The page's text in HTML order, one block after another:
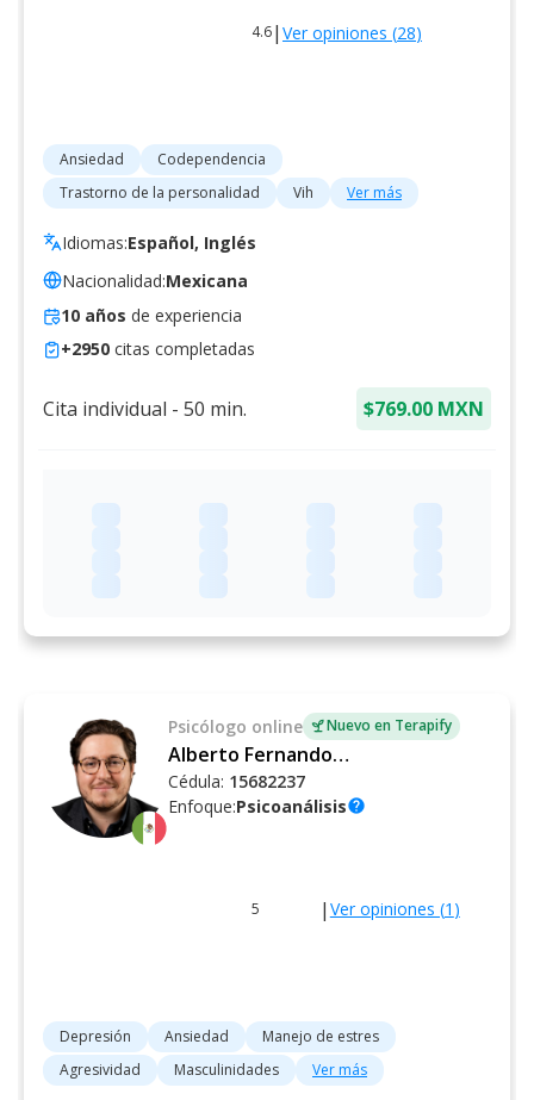
4.6| Ver opiniones (28)
Ansiedad
Codependencia
Trastorno de la personalidad
Vih Ver más
Idiomas:Español, Inglés
Nacionalidad:Mexicana
10 años de experiencia
+2950 citas completadas
Cita individual - 50 min. $769.00 MXN
Psicólogo online Nuevo en Terapify
Alberto Fernando Schietekat Soler
Cédula: 15682237
Enfoque:Psicoanálisishelp
5 | Ver opiniones (1 )
Depresión Ansiedad
Manejo de estres
Agresividad
Masculinidades Ver más